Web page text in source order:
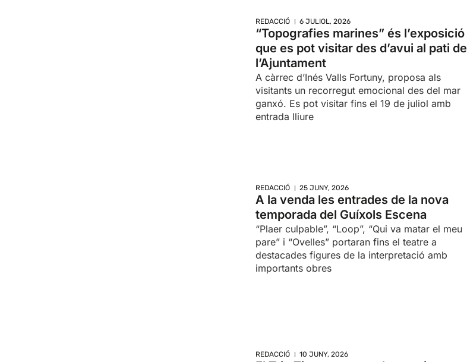
REDACCIÓ 6 JULIOL, 2026
“Topografies marines” és l’exposició
que es pot visitar des d’avui al pati de
l’Ajuntament
A càrrec d’Inés Valls Fortuny, proposa als
visitants un recorregut emocional des del mar
ganxó. Es pot visitar fins el 19 de juliol amb
entrada lliure
REDACCIÓ 25 JUNY, 2026
A la venda les entrades de la nova
temporada del Guíxols Escena
“Plaer culpable”, “Loop”, “Qui va matar el meu
pare” i “Ovelles” portaran fins el teatre a
destacades figures de la interpretació amb
importants obres
REDACCIÓ 10 JUNY, 2026